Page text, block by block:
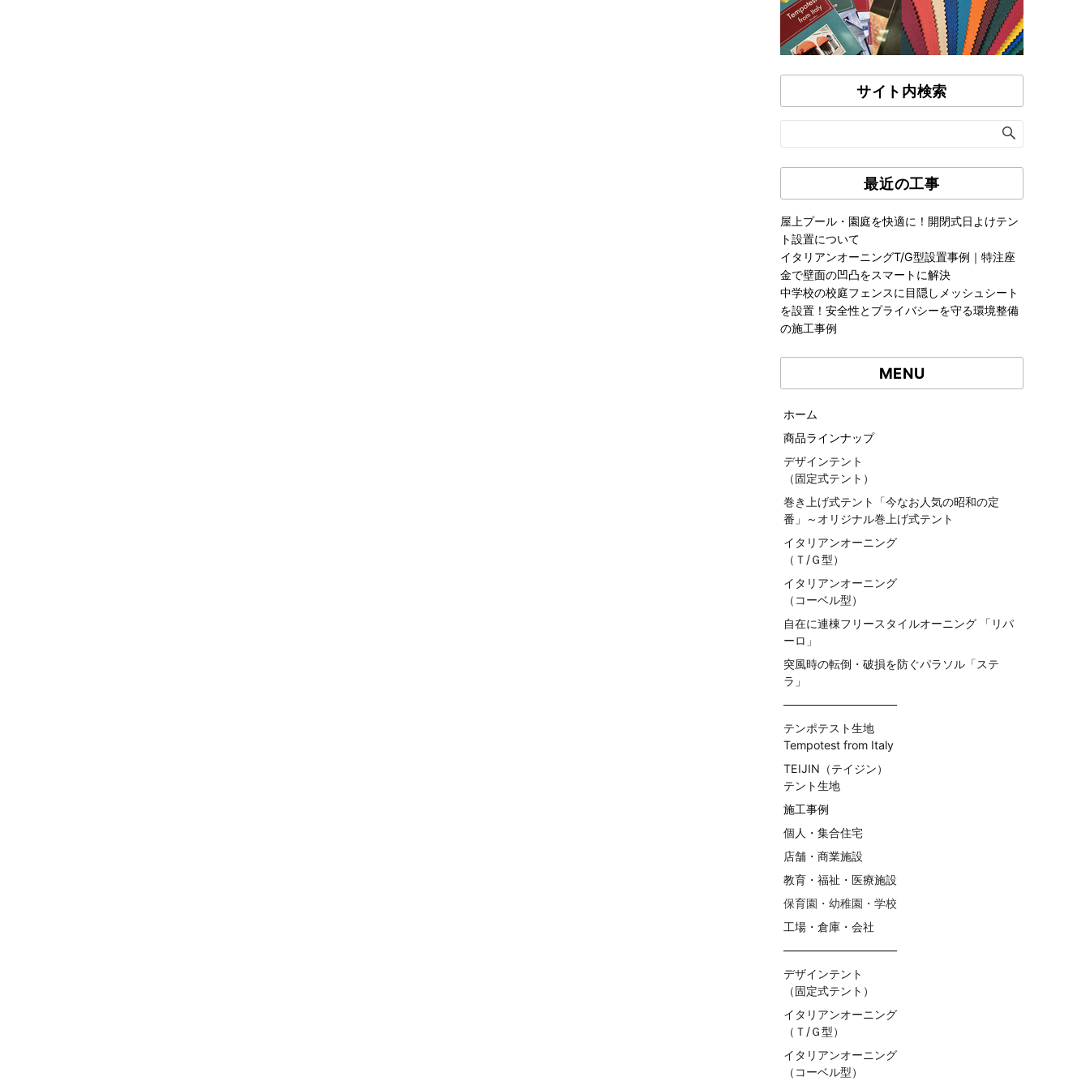
サイト内検索
最近の工事
屋上プール・園庭を快適に！開閉式日よけテン
ト設置について
イタリアンオーニングT/G型設置事例｜特注座
金で壁面の凹凸をスマートに解決
中学校の校庭フェンスに目隠しメッシュシート
を設置！安全性とプライバシーを守る環境整備
の施工事例
MENU
ホーム
商品ラインナップ
デザインテント
（固定式テント）
巻き上げ式テント「今なお人気の昭和の定
番」～オリジナル巻上げ式テント
イタリアンオーニング
（Ｔ/Ｇ型）
イタリアンオーニング
（コーベル型）
自在に連棟フリースタイルオーニング 「リパ
ーロ」
突風時の転倒・破損を防ぐパラソル「ステ
ラ」
——————————
テンポテスト生地
Tempotest from Italy
TEIJIN（テイジン）
テント生地
施工事例
個人・集合住宅
店舗・商業施設
教育・福祉・医療施設
保育園・幼稚園・学校
工場・倉庫・会社
——————————
デザインテント
（固定式テント）
イタリアンオーニング
（Ｔ/Ｇ型）
イタリアンオーニング
（コーベル型）